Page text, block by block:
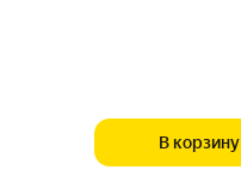
10349 ₽ вместо
В корзину